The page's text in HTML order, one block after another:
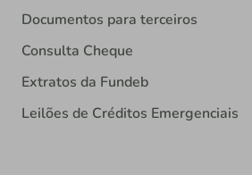
Documentos para terceiros
Consulta Cheque
Extratos da Fundeb
Leilões de Créditos Emergenciais